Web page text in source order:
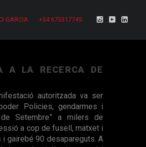
+34 673317745
GARCIA
A LA RECERCA DE
autoritzada va ser
Policies, gendarmes i
Setembre” a milers de
a cop de fusell, matxet i
gairebé 90 desapareguts. A